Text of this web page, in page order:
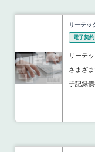
リーテッ
電子契
リーテ
さまざ
子記録債